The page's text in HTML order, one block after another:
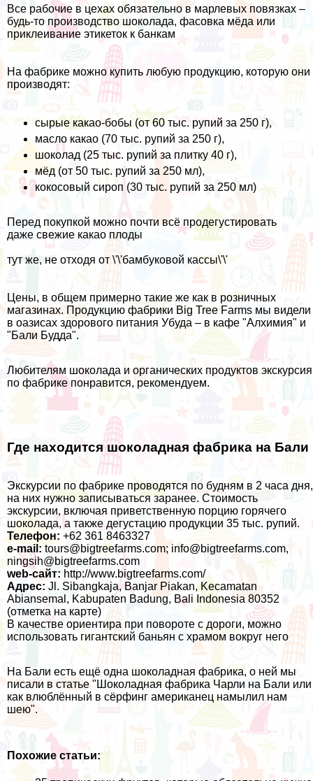
Все рабочие в цехах обязательно в марлевых повязках –
будь-то производство шоколада, фасовка мёда или
приклеивание этикеток к банкам
На фабрике можно купить любую продукцию, которую они
производят:
сырые какао-бобы (от 60 тыс. рупий за 250 г),
масло какао (70 тыс. рупий за 250 г),
шоколад (25 тыс. рупий за плитку 40 г),
мёд (от 50 тыс. рупий за 250 мл),
кокосовый сироп (30 тыс. рупий за 250 мл)
Перед покупкой можно почти всё продегустировать
даже свежие какао плоды
тут же, не отходя от \'\'бамбуковой кассы\'\'
Цены, в общем примерно такие же как в розничных
магазинах. Продукцию фабрики Big Tree Farms мы видели
в оазисах здорового питания Убуда – в кафе "Алхимия" и
"Бали Будда".
Любителям шоколада и органических продуктов экскурсия
по фабрике понравится, рекомендуем.
Где находится шоколадная фабрика на Бали
Экскурсии по фабрике проводятся по будням в 2 часа дня,
на них нужно записываться заранее. Стоимость
экскурсии, включая приветственную порцию горячего
шоколада, а также дегустацию продукции 35 тыс. рупий.
Телефон: +62 361 8463327
e-mail: tours@bigtreefarms.com;info@bigtreefarms.com,
ningsih@bigtreefarms.com
web-сайт: http://www.bigtreefarms.com/
Адрес: Jl. Sibangkaja, Banjar Piakan, Kecamatan
Abiansemal, Kabupaten Badung, Bali Indonesia 80352
(отметка на карте)
В качестве ориентира при повороте c дороги, можно
использовать гигантский баньян с храмом вокруг него
На Бали есть ещё одна шоколадная фабрика, о ней мы
писали в статье " Шоколадная фабрика Чарли на Бали или
как влюблённый в сёрфинг американец намылил нам
шею".
Похожие статьи: